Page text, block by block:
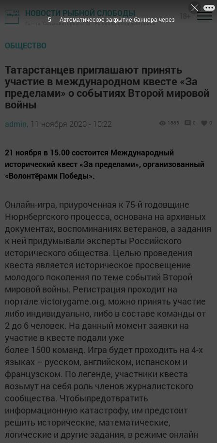
НОВОСТИ РЫБНОЙ СЛОБОДЫ
Газета "Сельские горизонты" - Рыбно-Слободский район
ОБЩЕСТВО
Татарстанцев приглашают принять
участие в международном квесте «За
пределами» о событиях Второй мировой
войны
admin, 11 ноября 2020 - 10:22 1885 0 0
21 ноября в 15.00 состоится Международный
исторический квест «За пределами», организованный
«Волонтёрами Победы».
Онлайн-игра, приуроченная к 75-й годовщине
Нюрнбергского процесса, основана на архивных
документах, воспоминаниях ветеранов, а задания
к ней придумывали эксперты Российского
исторического общества. Целью проведения
квеста является историческое просвещение
молодого поколения по теме событий Второй
мировой войны. Регистрация проходит на
портале victorygame.org, можно принять участие
либо индивидуально, либо в составе команды от
2 до 6 человек. На данный момент заявки на
участие в квесте подали уже
более 1500 команд. Игра будет проходить на 4-х
языках – русском, английском, испанском и
французском. По легенде, участники квеста
возьмут на себя роль членов журналистского
сообщества. Чтобыпредотвратить
информационную катастрофу, им предстоит
решить исторические, математические,
логические и другие задания, в режиме онлайн
4 Автоматическое закрытие баннера через